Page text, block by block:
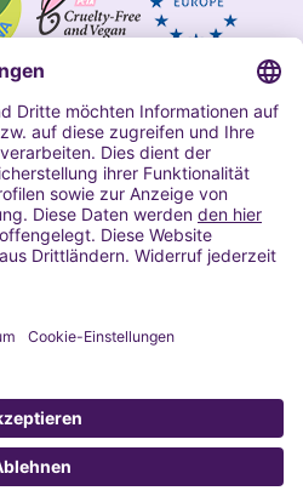
Camassia
Rechte vorbehalten